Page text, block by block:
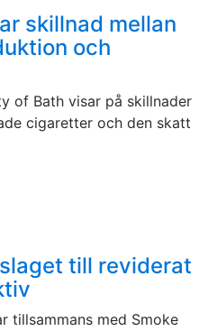
skillnad mellan
och
of Bath visar på skillnader
cigaretter och den skatt
till reviderat
tillsammans med Smoke